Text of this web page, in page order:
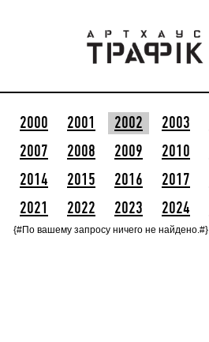
2000 2001 2002 2003
2007
2008 2009 2010
2014
2015 2016 2017
2021
2022 2023 2024
{#По вашему запросу ничего не найдено.#}